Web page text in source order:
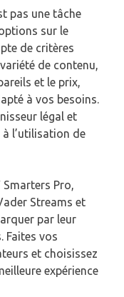
pas une tâche
sur le
de critères
de contenu,
et le prix,
à vos besoins.
légal et
l’utilisation de
Smarters Pro,
Streams et
par leur
Faites vos
et choisissez
expérience